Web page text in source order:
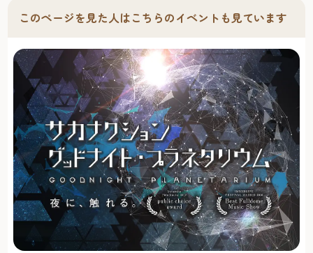
のキャラクターたちがお出迎えしてくれます。まるで魔法
にかかったかのようなこの Park で、サンリオのキャラク
ターたちと、楽しいゲームに夢中になったり、かわいい空
間で一緒に写真を撮影したり、思い出をグッズにして持ち
帰ったり。みんなから溢れる笑顔で、Park はキラキラと輝
き出します。 サンリオのキャラクターたちと一緒に遊びつ
くすここだけのコンテンツを紹介します！ Dream!ng Music
Party 楽しい音楽に乗って、好きなサンリオのキャラクター
と一緒に、雲の上のお城で開かれるパーティーを目指す
ゲーム。 メロディロードを流れてくるブロックに合わせ
て、足元のブロックを踏むと、音楽と空間がどんどん賑や
かになっていくよ！ Dream!ng BALL PARADISE サンリオの
キャラクターと一緒に楽しく遊ぶことで、夢のような空間
が、魔法のように現れるマジカルエリア。 飛んでくる
「Dreaming Heart」に「Dreaming Ball」を当てて、「あっ
このページを見た人はこちらのイベントも見ています